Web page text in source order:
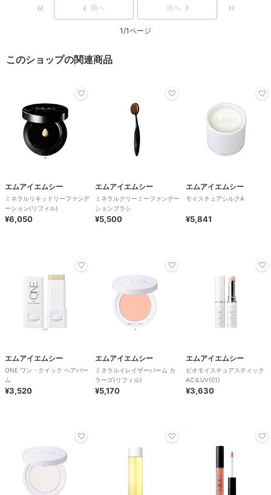
前へ 次へ
1/1ページ
このショップの関連商品
エムアイエムシー
ミネラルリキッドリーファンデ
ーション(リフィル)
¥6,050
エムアイエムシー
ミネラルクリーミーファンデー
ションブラシ
¥5,500
エムアイエムシー
モイスチュアシルクA
¥5,841
エムアイエムシー
ONE ワン・クイック ヘアバー
ム
¥3,520
エムアイエムシー
ミネラルイレイザーバーム カ
ラーズ(リフィル)
¥5,170
エムアイエムシー
ビオモイスチュアスティック
AC＆UV(01)
¥3,630